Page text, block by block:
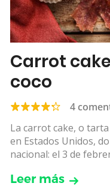
Carrot
coco
4
La carrot cake, o
en Estados Unidos,
nacional: el 3 de
Leer más